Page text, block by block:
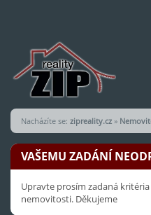
Nacházíte se: zipreality.cz »
VAŠEMU ZADÁNÍ
Upravte prosím zadaná
nemovitosti. Děkujeme